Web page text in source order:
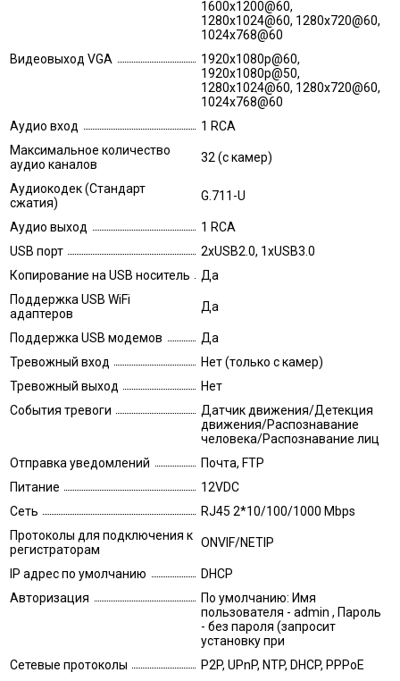
1600x1200@60,
1280x1024@60, 1280x720@60,
1024x768@60
Видеовыход VGA
1920x1080p@60,
1920x1080p@50,
1280x1024@60, 1280x720@60,
1024x768@60
Аудио вход
1 RCA
Максимальное количество
аудио каналов
32 (с камер)
Аудиокодек (Стандарт
сжатия)
G.711-U
Аудио выход
1 RCA
USB порт
2xUSB2.0, 1xUSB3.0
Копирование на USB носитель
Да
Поддержка USB WiFi
адаптеров
Да
Поддержка USB модемов
Да
Тревожный вход
Нет (только с камер)
Тревожный выход
Нет
События тревоги
Датчик движения/Детекция
движения/Распознавание
человека/Распознавание лиц
Отправка уведомлений
Почта, FTP
Питание
12VDC
Сеть
RJ45 2*10/100/1000 Mbps
Протоколы для подключения к
регистраторам
ONVIF/NETIP
IP адрес по умолчанию
DHCP
Авторизация
По умолчанию: Имя
пользователя - admin , Пароль
- без пароля (запросит
установку при
Сетевые протоколы
P2P, UPnP, NTP, DHCP, PPPoE